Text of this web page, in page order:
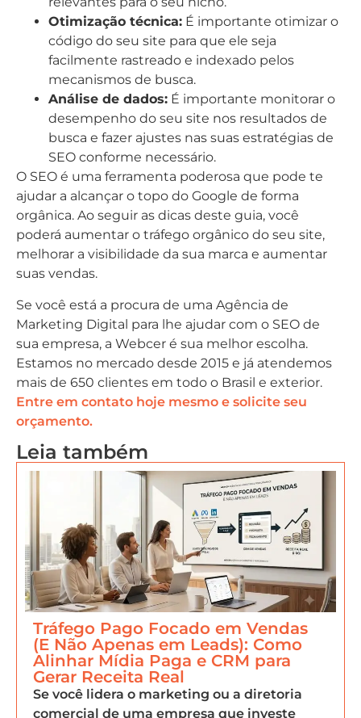
Otimização técnica: É importante otimizar o
código do seu site para que ele seja
facilmente rastreado e indexado pelos
mecanismos de busca.
Análise de dados: É importante monitorar o
desempenho do seu site nos resultados de
busca e fazer ajustes nas suas estratégias de
SEO conforme necessário.
O SEO é uma ferramenta poderosa que pode te
ajudar a alcançar o topo do Google de forma
orgânica. Ao seguir as dicas deste guia, você
poderá aumentar o tráfego orgânico do seu site,
melhorar a visibilidade da sua marca e aumentar
suas vendas.
Se você está a procura de uma Agência de
Marketing Digital para lhe ajudar com o SEO de
sua empresa, a Webcer é sua melhor escolha.
Estamos no mercado desde 2015 e já atendemos
mais de 650 clientes em todo o Brasil e exterior.
Entre em contato hoje mesmo e solicite seu
orçamento.
Leia também
Tráfego Pago Focado em Vendas
(E Não Apenas em Leads): Como
Alinhar Mídia Paga e CRM para
Gerar Receita Real
Se você lidera o marketing ou a diretoria
comercial de uma empresa que investe